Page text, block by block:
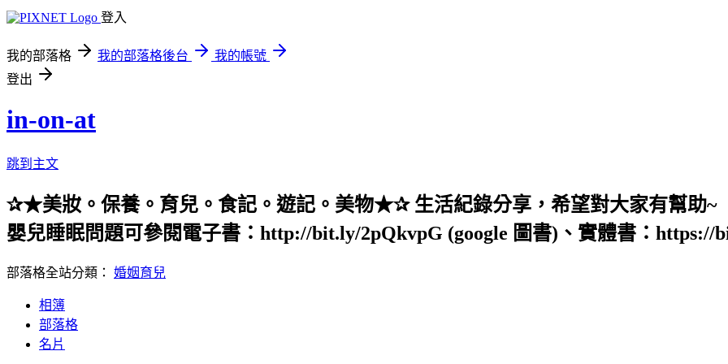
登入
我的部落格 我的部落格後台
我的帳號
登出
in-on-at
跳到主文
✰★美妝。保養。育兒。食記。遊記。美物★✰ 生活紀錄分享，希望對大家有幫助~
嬰兒睡眠問題可參閱電子書：http://bit.ly/2pQkvpG (google 圖書)、實體書：https://
部落格全站分類： 婚姻育兒
相簿
部落格
名片